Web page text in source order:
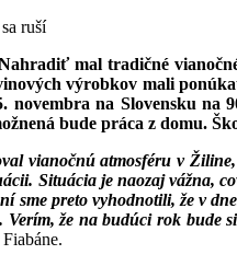
ruší
mal tradičné
výrobkov mali
na Slovensku
bude práca z domu.
vianočnú atmosféru v
Situácia je naozaj vážna,
sme preto vyhodnotili, že v
že na budúci rok